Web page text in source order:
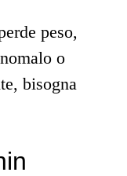
peso,
o
bisogna